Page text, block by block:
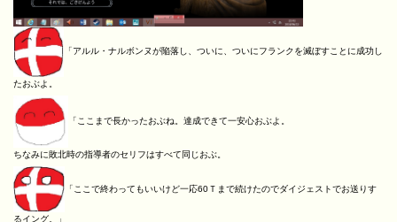
「アルル・ナルボンヌが陥落し、ついに、ついにフランクを滅ぼすことに成功し
たおぶよ。
「ここまで長かったおぶね。達成できて一安心おぶよ。
ちなみに敗北時の指導者のセリフはすべて同じおぶ。
「ここで終わってもいいけど一応60Ｔまで続けたのでダイジェストでお送りす
るイング。」